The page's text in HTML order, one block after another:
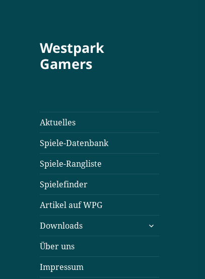
Westpark
Gamers
Aktuelles
Spiele-Datenbank
Spiele-Rangliste
Spielefinder
Artikel auf WPG
Downloads
untermenü
öffnen
Über uns
Impressum